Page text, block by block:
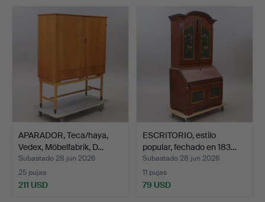
APARADOR, Teca/haya,
Vedex, Möbelfabrik, D…
Subastado 28 jun 2026
25 pujas
211 USD
ESCRITORIO, estilo
popular, fechado en 183…
Subastado 28 jun 2026
11 pujas
79 USD